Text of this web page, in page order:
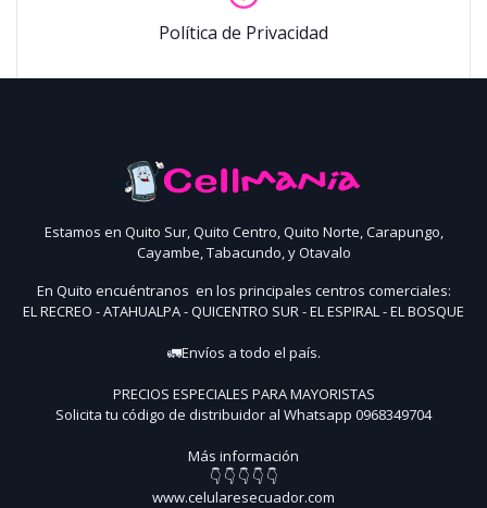
Política de Privacidad
Estamos en Quito Sur, Quito Centro, Quito Norte, Carapungo,
Cayambe, Tabacundo, y Otavalo
En Quito encuéntranos en los principales centros comerciales:
EL RECREO - ATAHUALPA - QUICENTRO SUR - EL ESPIRAL - EL BOSQUE
🚛Envíos a todo el país.
PRECIOS ESPECIALES PARA MAYORISTAS
Solicita tu código de distribuidor al Whatsapp 0968349704
Más información
👇 👇 👇 👇 👇
www.celularesecuador.com